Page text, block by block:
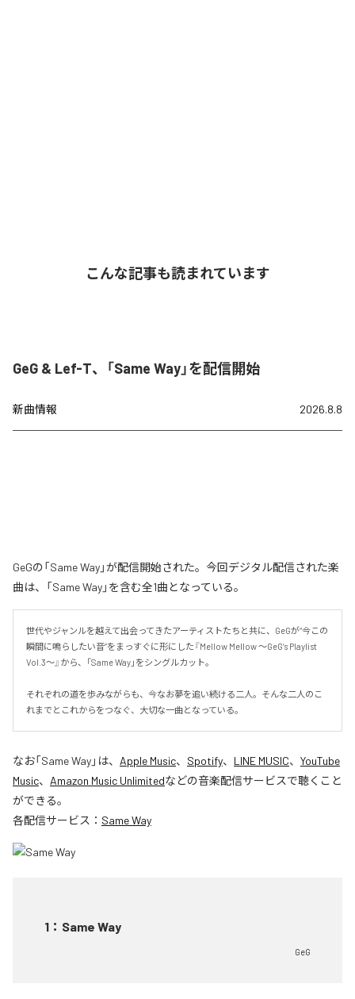
こんな記事も読まれています
GeG & Lef-T、「Same Way」を配信開始
新曲情報 2026.8.8
GeGの「Same Way」が配信開始された。今回デジタル配信された楽
曲は、「Same Way」を含む全1曲となっている。
世代やジャンルを越えて出会ってきたアーティストたちと共に、GeGが“今この
瞬間に鳴らしたい音”をまっすぐに形にした『Mellow Mellow ～GeG’s Playlist
Vol.3～』から、「Same Way」をシングルカット。
それぞれの道を歩みながらも、今なお夢を追い続ける二人。そんな二人のこ
れまでとこれからをつなぐ、大切な一曲となっている。
なお「Same Way」は、 Apple Music、 Spotify、 LINE MUSIC、 YouTube
Music、 Amazon Music Unlimitedなどの音楽配信サービスで聴くこと
ができる。
各配信サービス： Same Way
1 ： Same Way
GeG